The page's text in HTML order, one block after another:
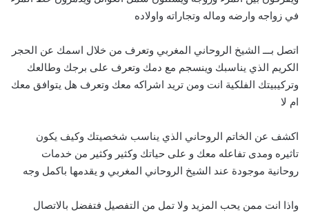
في زواجه وارضه وماله وتجاراته واولاده
اتصل بـــ الشيخ الروحاني المغربي وتعرف من خلال اسمك عن الحجر
الكريم الذي يناسبك وينسجم مع دمك وتعرف على برجك وطالعك
وتركيبيتك الفلكية انت ومن تريد اشراكه معك وتعرف هل يتوافق معك
ام لا
اكشف عن الخاتم الروحاني الذي يناسب شخصيتك وكيف يكون
تاثيره ومدى تفاعله معك و على حياتك وكثير وكثير من خدمات
روحانية موجودة عند الشيخ الروحاني المغربي و يقدمها باكمل وجه
واذا انت ممن يحب المزيد ولا تمل من التفصيل فتفضل بالاتصال